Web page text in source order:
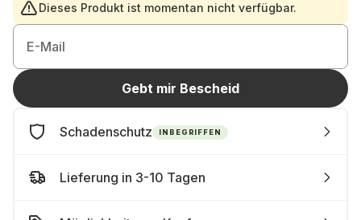
Dieses Produkt ist momentan nicht verfügbar.
E-Mail
Gebt mir Bescheid
Schadenschutz INBEGRIFFEN
Lieferung in 3-10 Tagen